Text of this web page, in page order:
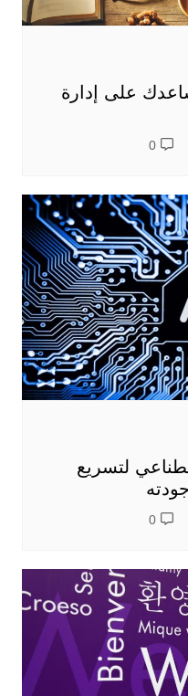
على إدارة
0
لتسريع
0